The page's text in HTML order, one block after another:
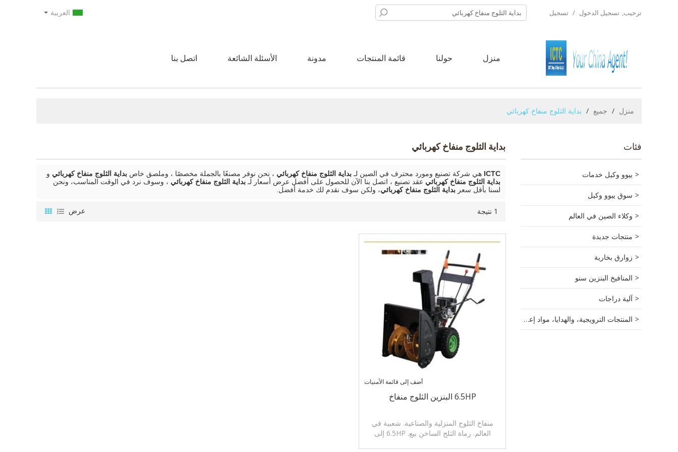
ترحيب, تسجيل الدخول / تسجيل العربية
منزل حولنا قائمة المنتجات مدونة الأسئلة الشائعة اتصل بنا
منزل / جميع / بداية الثلوج منفاخ كهربائي
فئات
ييوو وكيل خدمات
سوق ييوو وكيل
وكلاء الصين في العالم
منتجات جديدة
زوارق بخارية
المنافيخ البنزين سنو
آلية دراجات
المنتجات الترويجية، والهدايا، مواد إعلانية.
بداية الثلوج منفاخ كهربائي
ICTC هي شركة تصنيع ومورد محترف في الصين لـ بداية الثلوج منفاخ كهربائي ، نحن نوفر مصنعًا بالجملة مخصصًا ، وملصق خاص بداية الثلوج منفاخ كهربائي و
بداية الثلوج منفاخ كهربائي عقد تصنيع ، اتصل بنا الآن للحصول على أفضل عرض أسعار لـ بداية الثلوج منفاخ كهربائي ، وسوف نرد في الوقت المناسب، ونحن
لسنا بأقل سعر بداية الثلوج منفاخ كهربائي، ولكن سوف نقدم لك خدمة أفضل.
1 نتيجة عرض
أضف إلى قائمة الأمنيات
6.5HP البنزين الثلوج منفاخ
منفاخ الثلوج المنزلية والصناعية. شعبية في
العالم. رماة الثلج الساخن بيع. 6.5HP إلى